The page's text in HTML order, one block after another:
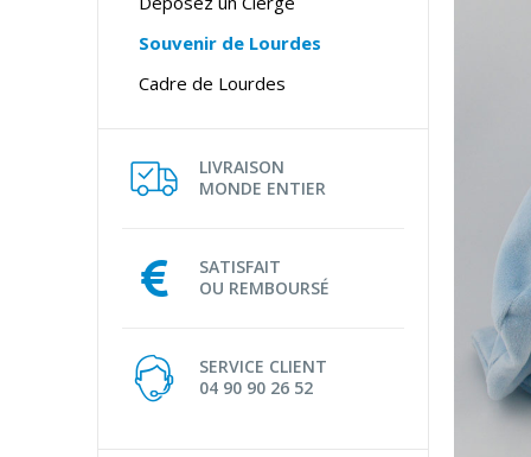
Souvenir de Lourdes
Cadre de Lourdes
LIVRAISON
MONDE ENTIER
SATISFAIT
OU REMBOURSÉ
SERVICE CLIENT
04 90 90 26 52